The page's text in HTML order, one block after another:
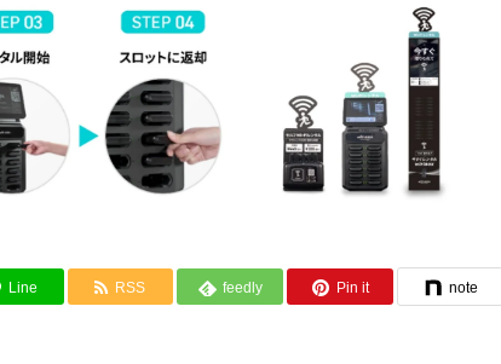
Line RSS feedly Pin it note